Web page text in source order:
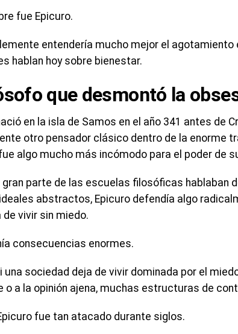
fue Epicuro.
entendería mucho mejor el agotamiento
hablan hoy sobre bienestar.
que desmontó la
en la isla de Samos en el año 341 antes de
otro pensador clásico dentro de la enorme
algo mucho más incómodo para el poder de
parte de las escuelas filosóficas hablaban
abstractos, Epicuro defendía algo
de vivir sin miedo.
consecuencias enormes.
una sociedad deja de vivir dominada por el
o a la opinión ajena, muchas estructuras de
fue tan atacado durante siglos.